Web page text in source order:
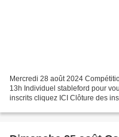
Mercredi 28 août 2024
13h Individuel stableford pour
inscrits cliquez ICI Clôture des